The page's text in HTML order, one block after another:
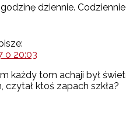
dziennie.
o 20:03
każdy tom achaji był
czytał ktoś zapach szkła?